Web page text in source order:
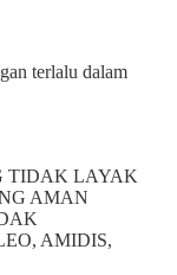
terlalu dalam
TIDAK LAYAK
AMAN
AMIDIS,